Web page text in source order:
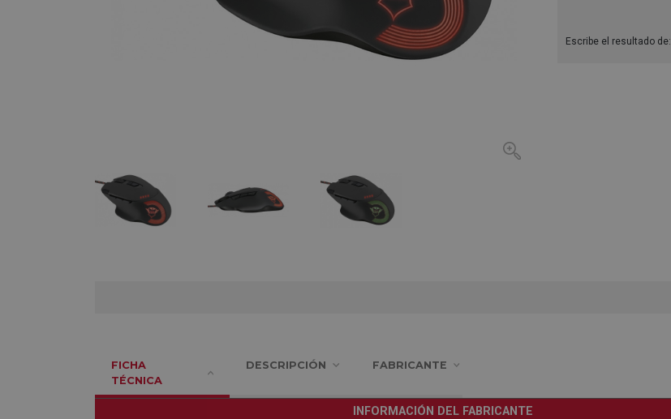
Escribe el resultado de:
FICHA
TÉCNICA
DESCRIPCIÓN FABRICANTE
INFORMACIÓN DEL FABRICANTE